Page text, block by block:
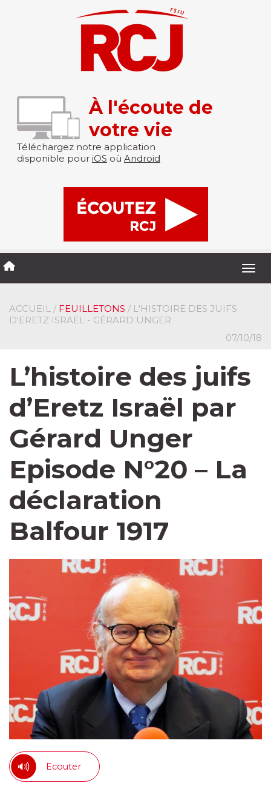
À l'écoute de
votre vie
Téléchargez notre application
disponible pour iOS où Android
ACCUEIL / FEUILLETONS / L'HISTOIRE DES JUIFS
D'ERETZ ISRAËL - GÉRARD UNGER
07/10/18
L’histoire des juifs
d’Eretz Israël par
Gérard Unger
Episode N°20 – La
déclaration
Balfour 1917
Ecouter